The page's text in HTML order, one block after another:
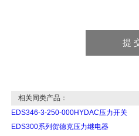
相关同类产品：
EDS346-3-250-000HYDAC压力开关
EDS300系列贺德克压力继电器